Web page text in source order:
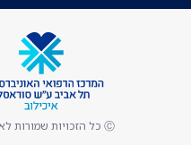
Ⓒ כל הזכויות שמורות לאיכילוב